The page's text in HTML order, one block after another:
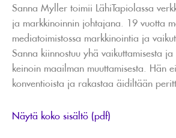
Sanna Myller toimii LähiTapiolassa
ja markkinoinnin johtajana. 19 vuotta
mediatoimistossa markkinointia ja
Sanna kiinnostuu yhä vaikuttamisesta
keinoin maailman muuttamisesta. Hän
konventioista ja rakastaa äidiltään
Näytä koko sisältö (pdf)